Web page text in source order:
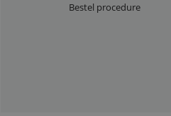
Bestel procedure